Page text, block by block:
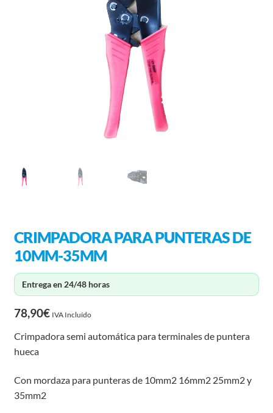
CRIMPADORA PARA PUNTERAS DE
10MM-35MM
Entrega en 24/48 horas
78,90€ IVA Incluído
Crimpadora semi automática para terminales de puntera
hueca
Con mordaza para punteras de 10mm2 16mm2 25mm2 y
35mm2